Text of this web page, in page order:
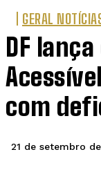
GERAL
DF
com
21 de setembro